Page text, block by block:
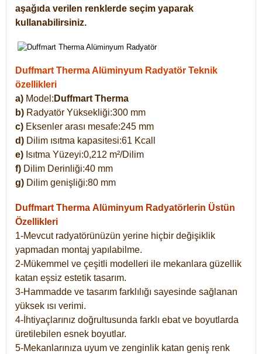
aşağıda verilen renklerde seçim yaparak
kullanabilirsiniz.
Duffmart Therma Alüminyum Radyatör Teknik
özellikleri
a) Model: Duffmart Therma
b) Radyatör Yüksekliği:300 mm
c) Eksenler arası mesafe:245 mm
d) Dilim ısıtma kapasitesi:61 Kcall
e) Isıtma Yüzeyi:0,212 m²/Dilim
f) Dilim Derinliği:40 mm
g) Dilim genişliği:80 mm
Duffmart Therma Alüminyum Radyatörlerin Üstün
Özellikleri
1-Mevcut radyatörünüzün yerine hiçbir değişiklik
yapmadan montaj yapılabilme.
2-Mükemmel ve çeşitli modelleri ile mekanlara güzellik
katan eşsiz estetik tasarım.
3-Hammadde ve tasarım farklılığı sayesinde sağlanan
yüksek ısı verimi.
4-İhtiyaçlarınız doğrultusunda farklı ebat ve boyutlarda
üretilebilen esnek boyutlar.
5-Mekanlarınıza uyum ve zenginlik katan geniş renk